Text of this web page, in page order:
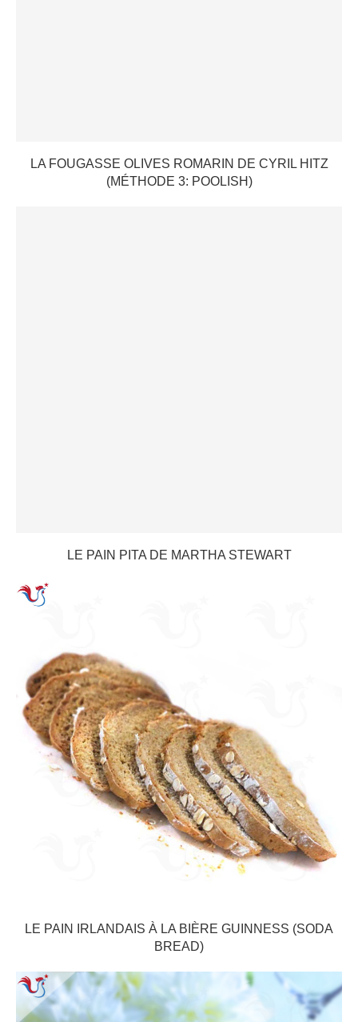
LA FOUGASSE OLIVES ROMARIN DE CYRIL HITZ
(MÉTHODE 3: POOLISH)
LE PAIN PITA DE MARTHA STEWART
LE PAIN IRLANDAIS À LA BIÈRE GUINNESS (SODA
BREAD)